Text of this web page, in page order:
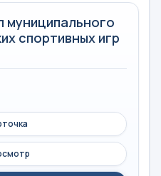
муниципального
спортивных игр